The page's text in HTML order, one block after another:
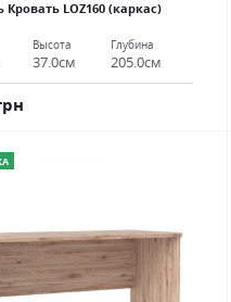
LOZ160 (каркас)
Высота
37.0см
Глубина
205.0см